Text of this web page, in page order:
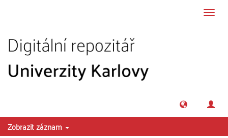
Zobrazit záznam